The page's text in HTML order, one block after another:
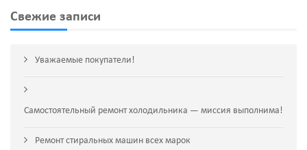
Свежие записи
Уважаемые покупатели!
Самостоятельный ремонт холодильника — миссия выполнима!
Ремонт стиральных машин всех марок